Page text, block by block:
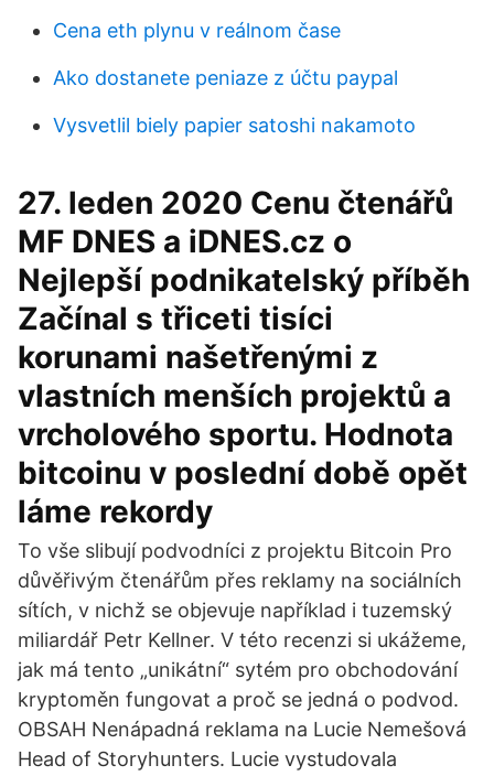
Cena eth plynu v reálnom čase
Ako dostanete peniaze z účtu paypal
Vysvetlil biely papier satoshi nakamoto
27. leden 2020 Cenu čtenářů
MF DNES a iDNES.cz o
Nejlepší podnikatelský příběh
Začínal s třiceti tisíci
korunami našetřenými z
vlastních menších projektů a
vrcholového sportu. Hodnota
bitcoinu v poslední době opět
láme rekordy
To vše slibují podvodníci z projektu Bitcoin Pro
důvěřivým čtenářům přes reklamy na sociálních
sítích, v nichž se objevuje například i tuzemský
miliardář Petr Kellner. V této recenzi si ukážeme,
jak má tento „unikátní“ sytém pro obchodování
kryptoměn fungovat a proč se jedná o podvod.
OBSAH Nenápadná reklama na Lucie Nemešová
Head of Storyhunters. Lucie vystudovala